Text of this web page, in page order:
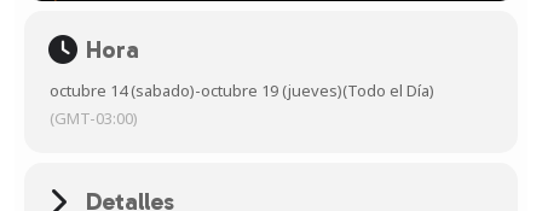
Hora
octubre 14 (sabado)-octubre 19 (jueves)(Todo el Día)
(GMT-03:00)
Detalles